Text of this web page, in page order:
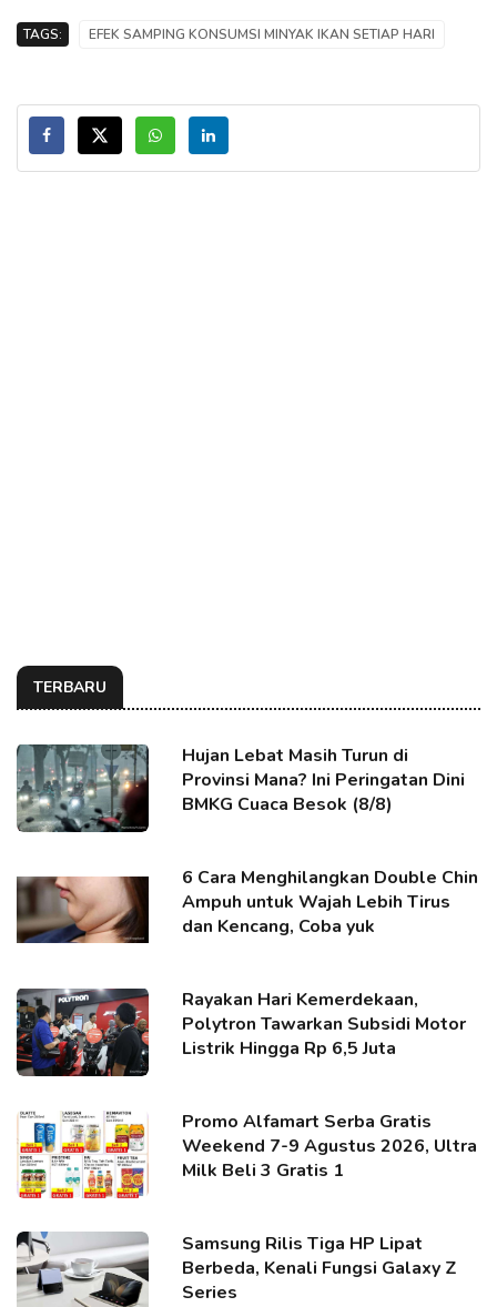
TAGS: EFEK SAMPING KONSUMSI MINYAK IKAN SETIAP HARI
TERBARU
Hujan Lebat Masih Turun di
Provinsi Mana? Ini Peringatan Dini
BMKG Cuaca Besok (8/8)
6 Cara Menghilangkan Double Chin
Ampuh untuk Wajah Lebih Tirus
dan Kencang, Coba yuk
Rayakan Hari Kemerdekaan,
Polytron Tawarkan Subsidi Motor
Listrik Hingga Rp 6,5 Juta
Promo Alfamart Serba Gratis
Weekend 7-9 Agustus 2026, Ultra
Milk Beli 3 Gratis 1
Samsung Rilis Tiga HP Lipat
Berbeda, Kenali Fungsi Galaxy Z
Series